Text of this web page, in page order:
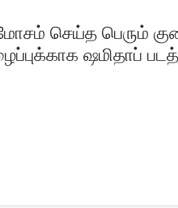
செய்த பெரும்
ஷமிதாப்